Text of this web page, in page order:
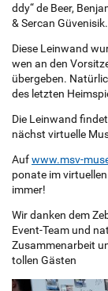
d­dy“ de Beer,
& Ser­­can Gü­­ve­­ni­­sik.
Diese Lein­wand
wen an den
über­­­ge­­ben.
des letz­ten
Die Lein­wand
nächst vir­tu­el­le
Aufwww.msv-
po­na­te im
immer!
Wir dan­ken dem
Event-Team und
Zu­­sam­­men­ar­­beit
tol­len Gäs­ten